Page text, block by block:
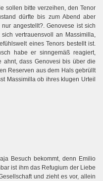
sollen bitte verzeihen, den Tenor
dürfte bis zum Abend aber
angestellt?. Genovese ist sich
vertrauensvoll an Massimilla,
eines Tenors bestellt ist.
habe er sinngemäß reagiert,
ahnt, dass Genovesi bis über die
Reserven aus dem Hals gebrüllt
Massimilla ob ihres klugen Urteil
Besuch bekommt, denn Emilio
ist ihm das Refugium der Liebe
und zieht es vor, allein